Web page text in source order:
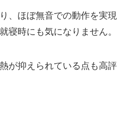
、ほぼ無音での動作を実現
寝時にも気になりません。
が抑えられている点も高評